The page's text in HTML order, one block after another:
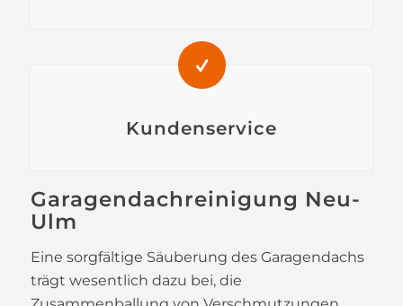
Kundenservice
Garagendachreinigung Neu-
Ulm
Eine sorgfältige Säuberung des Garagendachs
trägt wesentlich dazu bei, die